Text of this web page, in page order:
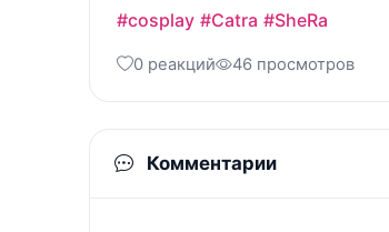
#cosplay #Catra #SheRa
0 реакций 46 просмотров
Комментарии